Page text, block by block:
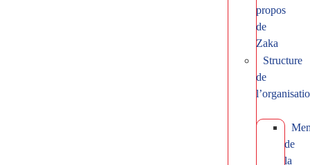
propos
de
Zaka
Structure
de
de
la